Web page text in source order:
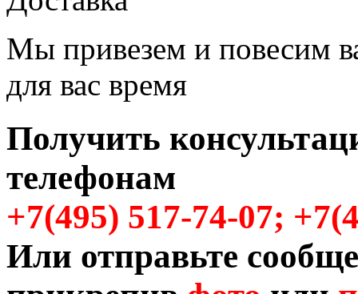
Мы привезем и повесим
для вас время
Получить
телефонам
+7(495) 517-74-07;
Или отправьте